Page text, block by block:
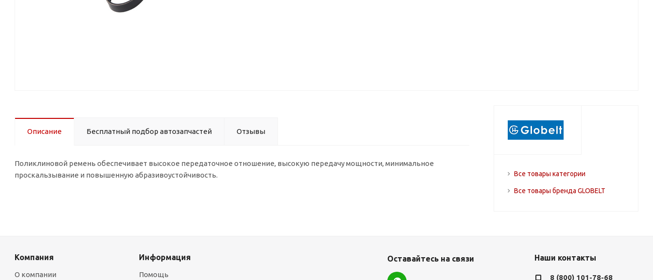
Описание Бесплатный подбор автозапчастей Отзывы
Поликлиновой ремень обеспечивает высокое передаточное отношение, высокую передачу мощности, минимальное
проскальзывание и повышенную абразивоустойчивость.
Все товары категории
Все товары бренда GLOBELT
Компания
О компании
Информация
Помощь
Оставайтесь на связи Наши контакты
8 (800) 101-78-68